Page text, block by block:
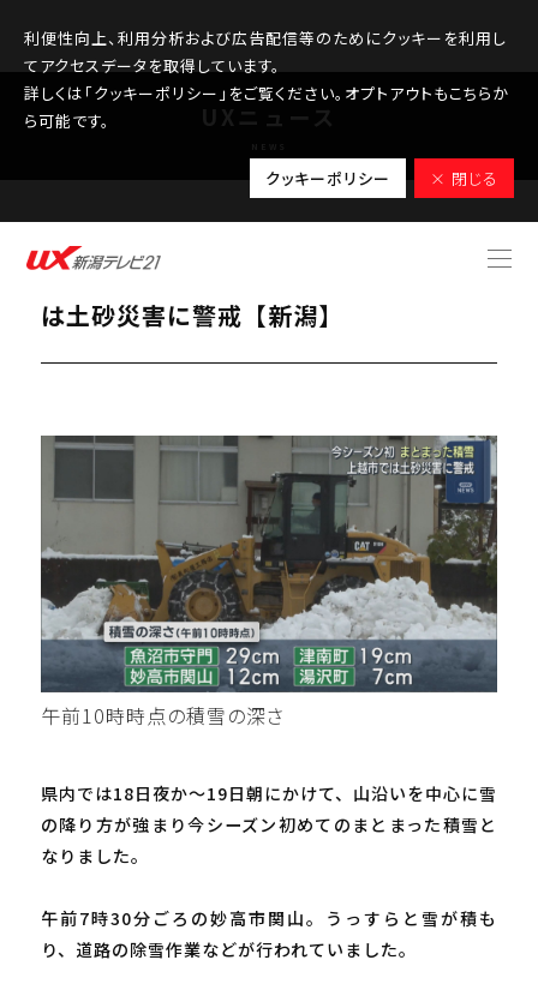
利便性向上、利用分析および広告配信等のためにクッキーを利用し
てアクセスデータを取得しています。
詳しくは「クッキーポリシー」をご覧ください。オプトアウトもこちらか
ら可能です。
クッキーポリシー × 閉じる
2025.11.19
今シーズン初まとまった積雪 上越市で
は土砂災害に警戒【新潟】
午前10時時点の積雪の深さ
県内では18日夜か～19日朝にかけて、山沿いを中心に雪
の降り方が強まり今シーズン初めてのまとまった積雪と
なりました。
午前7時30分ごろの妙高市関山。うっすらと雪が積も
り、道路の除雪作業などが行われていました。